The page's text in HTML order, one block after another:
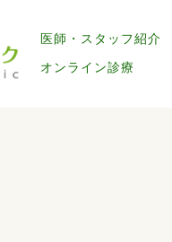
医師・スタッフ紹介
オンライン診療